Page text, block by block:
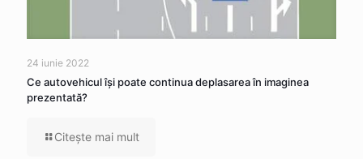
24 iunie 2022
Ce autovehicul îşi poate continua deplasarea în imaginea
prezentată?
Citeşte mai mult